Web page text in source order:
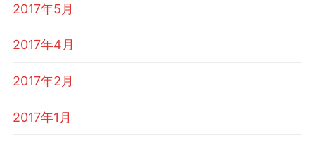
2017年5月
2017年4月
2017年2月
2017年1月